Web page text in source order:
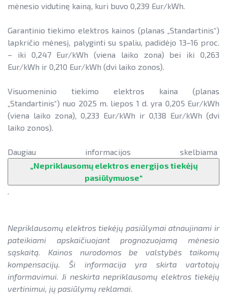
mėnesio vidutinę kainą, kuri buvo 0,239 Eur/kWh.
Garantinio tiekimo elektros kainos (planas „Standartinis“)
lapkričio mėnesį, palyginti su spaliu, padidėjo 13–16 proc.
– iki 0,247 Eur/kWh (viena laiko zona) bei iki 0,263
Eur/kWh ir 0,210 Eur/kWh (dvi laiko zonos).
Visuomeninio tiekimo elektros kaina (planas
„Standartinis“) nuo 2025 m. liepos 1 d. yra 0,205 Eur/kWh
(viena laiko zona), 0,233 Eur/kWh ir 0,138 Eur/kWh (dvi
laiko zonos).
Daugiau informacijos skelbiama
„Nepriklausomų elektros energijos tiekėjų
pasiūlymuose“
Nepriklausomų elektros tiekėjų pasiūlymai atnaujinami ir
pateikiami apskaičiuojant prognozuojamą mėnesio
sąskaitą. Kainos nurodomos be valstybės taikomų
kompensacijų. Ši informacija yra skirta vartotojų
informavimui. Ji neskirta nepriklausomų elektros tiekėjų
vertinimui, jų pasiūlymų reklamai.